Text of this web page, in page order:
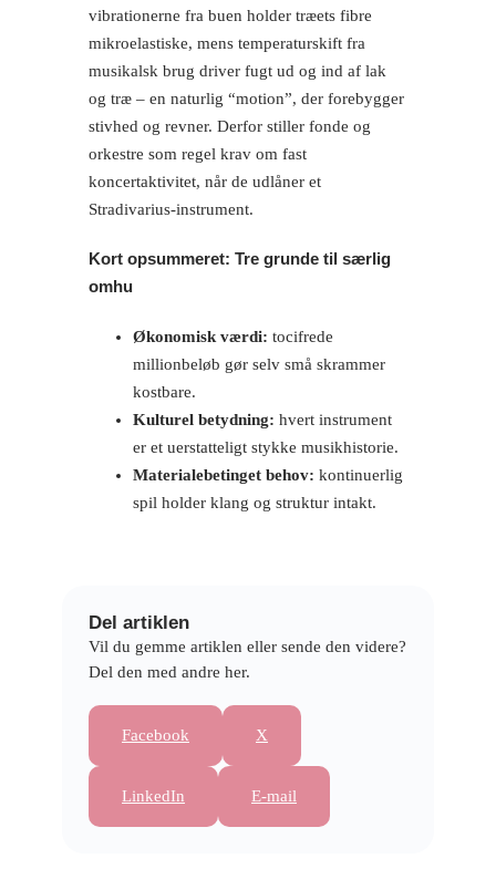
vibrationerne fra buen holder træets fibre
mikroelastiske, mens temperatur­skift fra
musikalsk brug driver fugt ud og ind af lak
og træ – en naturlig “motion”, der forebygger
stivhed og revner. Derfor stiller fonde og
orkestre som regel krav om fast
koncertaktivitet, når de udlåner et
Stradivarius-instrument.
Kort opsummeret: Tre grunde til særlig
omhu
Økonomisk værdi: tocifrede
millionbeløb gør selv små skrammer
kostbare.
Kulturel betydning: hvert instrument
er et uerstatteligt stykke musikhistorie.
Materialebetinget behov: kontinuerlig
spil holder klang og struktur intakt.
Del artiklen
Vil du gemme artiklen eller sende den videre?
Del den med andre her.
Facebook X
LinkedIn E-mail